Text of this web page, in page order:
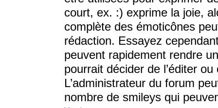
court, ex. :) exprime la joie,
complète des émoticônes
rédaction. Essayez
peuvent rapidement rendre
pourrait décider de l’éditer
L’administrateur du forum
nombre de smileys qui